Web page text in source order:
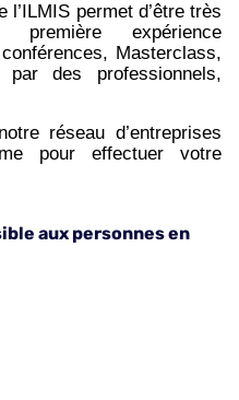
l’ILMIS permet d’être très
expérience
Masterclass,
par des professionnels,
réseau d’entreprises
pour effectuer votre
aux personnes en